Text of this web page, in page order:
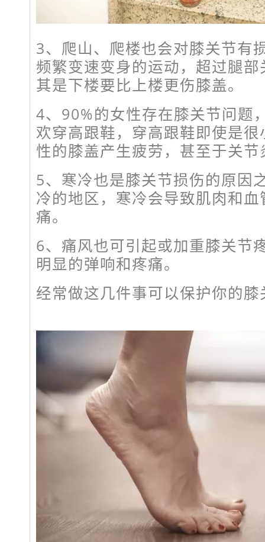
3、爬山、爬楼也会对膝关节有
频繁变速变身的运动，超过腿
其是下楼要比上楼更伤膝盖。
4、90%的女性存在膝关节问题
欢穿高跟鞋，穿高跟鞋即使是
性的膝盖产生疲劳，甚至于关节
5、寒冷也是膝关节损伤的原因
冷的地区，寒冷会导致肌肉和
痛。
6、痛风也可引起或加重膝关节
明显的弹响和疼痛。
经常做这几件事可以保护你的膝